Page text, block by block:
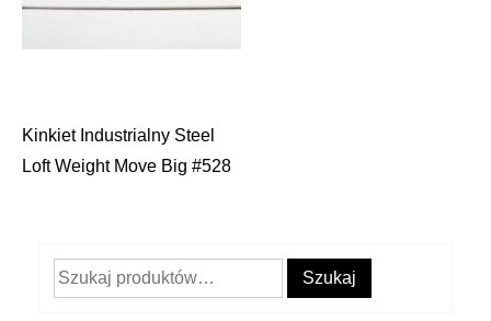
Nawigacja
Kinkiet Industrialny Steel
Loft Weight Move Big #528
Szukaj: Szukaj